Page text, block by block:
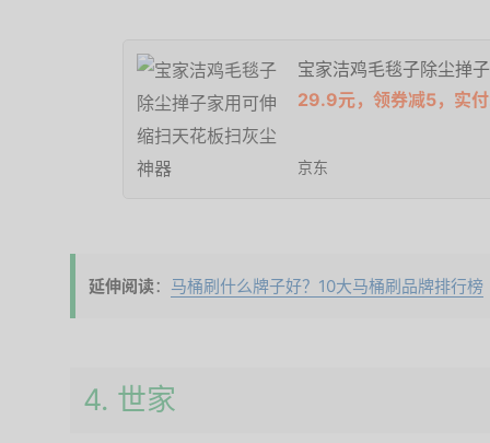
宝家洁鸡毛毯子除尘掸
29.9元，领券减5，实
京东
延伸阅读： 马桶刷什么牌子好？10大马桶刷品牌排行榜
4. 世家